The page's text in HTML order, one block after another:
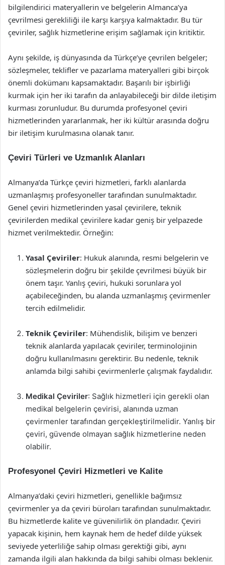
bilgilendirici materyallerin ve belgelerin Almanca’ya
çevrilmesi gerekliliği ile karşı karşıya kalmaktadır. Bu tür
çeviriler, sağlık hizmetlerine erişim sağlamak için kritiktir.
Aynı şekilde, iş dünyasında da Türkçe’ye çevrilen belgeler;
sözleşmeler, teklifler ve pazarlama materyalleri gibi birçok
önemli dokümanı kapsamaktadır. Başarılı bir işbirliği
kurmak için her iki tarafın da anlayabileceği bir dilde iletişim
kurması zorunludur. Bu durumda profesyonel çeviri
hizmetlerinden yararlanmak, her iki kültür arasında doğru
bir iletişim kurulmasına olanak tanır.
Çeviri Türleri ve Uzmanlık Alanları
Almanya’da Türkçe çeviri hizmetleri, farklı alanlarda
uzmanlaşmış profesyoneller tarafından sunulmaktadır.
Genel çeviri hizmetlerinden yasal çevirilere, teknik
çevirilerden medikal çevirilere kadar geniş bir yelpazede
hizmet verilmektedir. Örneğin:
Yasal Çeviriler: Hukuk alanında, resmi belgelerin ve
sözleşmelerin doğru bir şekilde çevrilmesi büyük bir
önem taşır. Yanlış çeviri, hukuki sorunlara yol
açabileceğinden, bu alanda uzmanlaşmış çevirmenler
tercih edilmelidir.
Teknik Çeviriler: Mühendislik, bilişim ve benzeri
teknik alanlarda yapılacak çeviriler, terminolojinin
doğru kullanılmasını gerektirir. Bu nedenle, teknik
anlamda bilgi sahibi çevirmenlerle çalışmak faydalıdır.
Medikal Çeviriler: Sağlık hizmetleri için gerekli olan
medikal belgelerin çevirisi, alanında uzman
çevirmenler tarafından gerçekleştirilmelidir. Yanlış bir
çeviri, güvende olmayan sağlık hizmetlerine neden
olabilir.
Profesyonel Çeviri Hizmetleri ve Kalite
Almanya’daki çeviri hizmetleri, genellikle bağımsız
çevirmenler ya da çeviri büroları tarafından sunulmaktadır.
Bu hizmetlerde kalite ve güvenilirlik ön plandadır. Çeviri
yapacak kişinin, hem kaynak hem de hedef dilde yüksek
seviyede yeterliliğe sahip olması gerektiği gibi, aynı
zamanda ilgili alan hakkında da bilgi sahibi olması beklenir.